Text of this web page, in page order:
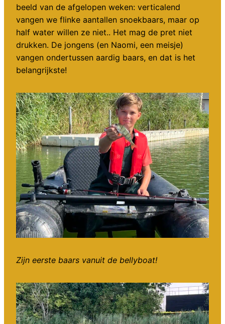
beeld van de afgelopen weken: verticalend
vangen we flinke aantallen snoekbaars, maar op
half water willen ze niet.. Het mag de pret niet
drukken. De jongens (en Naomi, een meisje)
vangen ondertussen aardig baars, en dat is het
belangrijkste!
Zijn eerste baars vanuit de bellyboat!